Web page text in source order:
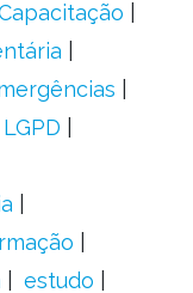
LGPD
estudo